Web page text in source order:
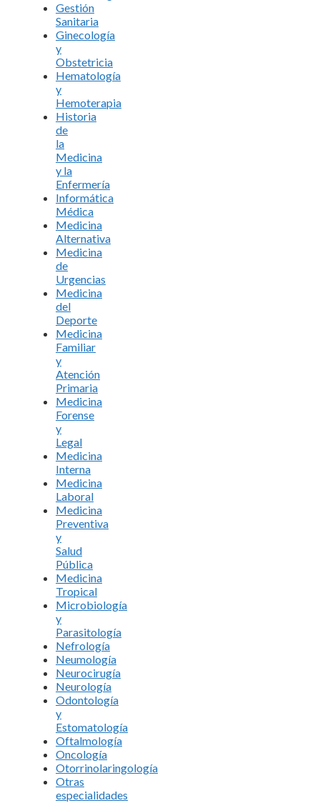
Gestión
Sanitaria
Ginecología
y
Obstetricia
Hematología
y
Hemoterapia
Historia
de
la
Medicina
y la
Enfermería
Informática
Médica
Medicina
Alternativa
Medicina
de
Urgencias
Medicina
del
Deporte
Medicina
Familiar
y
Atención
Primaria
Medicina
Forense
y
Legal
Medicina
Interna
Medicina
Laboral
Medicina
Preventiva
y
Salud
Pública
Medicina
Tropical
Microbiología
y
Parasitología
Nefrología
Neumología
Neurocirugía
Neurología
Odontología
y
Estomatología
Oftalmología
Oncología
Otorrinolaringología
Otras
especialidades